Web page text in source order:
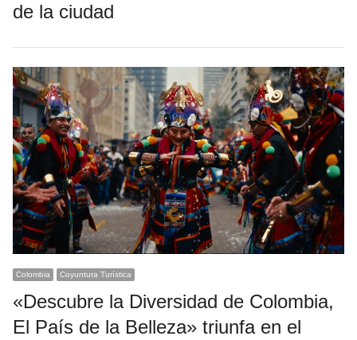
de la ciudad
Colombia Coyuntura Turística
«Descubre la Diversidad de Colombia,
El País de la Belleza» triunfa en el